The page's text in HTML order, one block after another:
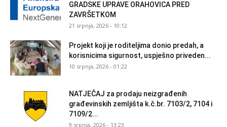
GRADSKE UPRAVE ORAHOVICA PRED
ZAVRŠETKOM
21 srpnja, 2026 - 10:12
Projekt koji je roditeljima donio predah, a
korisnicima sigurnost, uspješno priveden...
10 srpnja, 2026 - 01:22
NATJEČAJ za prodaju neizgrađenih
građevinskih zemljišta k.č.br. 7103/2, 7104 i
7109/2...
9 srpnja, 2026 - 13:23